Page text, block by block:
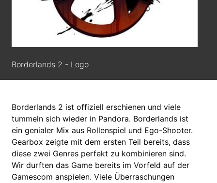
Borderlands 2 - Logo
Borderlands 2 ist offiziell erschienen und viele
tummeln sich wieder in Pandora. Borderlands ist
ein genialer Mix aus Rollenspiel und Ego-Shooter.
Gearbox zeigte mit dem ersten Teil bereits, dass
diese zwei Genres perfekt zu kombinieren sind.
Wir durften das Game bereits im Vorfeld auf der
Gamescom anspielen. Viele Überraschungen